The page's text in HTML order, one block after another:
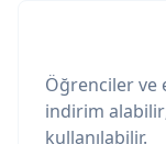
Öğrenciler ve
indirim
kullanılabilir.